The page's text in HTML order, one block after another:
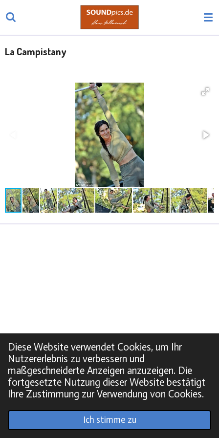
Diese Website verwendet Cookies, um Ihr
Nutzererlebnis zu verbessern und
maßgeschneiderte Anzeigen anzuzeigen. Die
fortgesetzte Nutzung dieser Website bestätigt
Ihre Zustimmung zur Verwendung von Cookies.
Ich stimme zu
Zum
La Campistany
© 2022 - 2026 Soundpics.de
Webador